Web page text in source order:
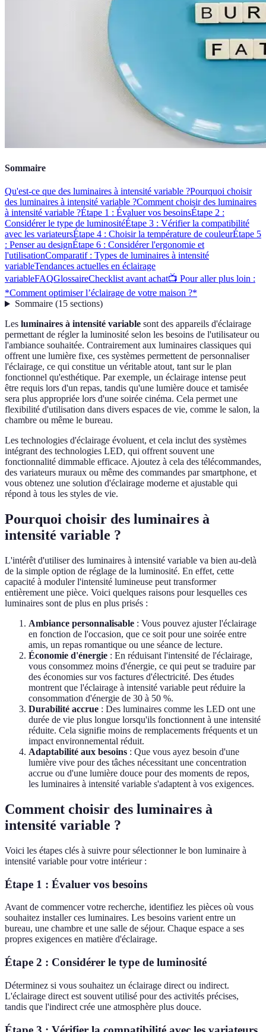
Sommaire
Qu'est-ce que des luminaires à intensité variable ?Pourquoi choisir
des luminaires à intensité variable ?Comment choisir des luminaires
à intensité variable ?Étape 1 : Évaluer vos besoinsÉtape 2 :
Considérer le type de luminositéÉtape 3 : Vérifier la compatibilité
avec les variateursÉtape 4 : Choisir la température de couleurÉtape 5
: Penser au designÉtape 6 : Considérer l'ergonomie et
l'utilisationComparatif : Types de luminaires à intensité
variableTendances actuelles en éclairage
variableFAQGlossaireChecklist avant achat📺 Pour aller plus loin :
*Comment optimiser l’éclairage de votre maison ?*
Sommaire(15 sections)
Les luminaires à intensité variable sont des appareils d'éclairage
permettant de régler la luminosité selon les besoins de l'utilisateur ou
l'ambiance souhaitée. Contrairement aux luminaires classiques qui
offrent une lumière fixe, ces systèmes permettent de personnaliser
l'éclairage, ce qui constitue un véritable atout, tant sur le plan
fonctionnel qu'esthétique. Par exemple, un éclairage intense peut
être requis lors d'un repas, tandis qu'une lumière douce et tamisée
sera plus appropriée lors d'une soirée cinéma. Cela permet une
flexibilité d'utilisation dans divers espaces de vie, comme le salon, la
chambre ou même le bureau.
Les technologies d'éclairage évoluent, et cela inclut des systèmes
intégrant des technologies LED, qui offrent souvent une
fonctionnalité dimmable efficace. Ajoutez à cela des télécommandes,
des variateurs muraux ou même des commandes par smartphone, et
vous obtenez une solution d'éclairage moderne et ajustable qui
répond à tous les styles de vie.
Pourquoi choisir des luminaires à
intensité variable ?
L'intérêt d'utiliser des luminaires à intensité variable va bien au-delà
de la simple option de réglage de la luminosité. En effet, cette
capacité à moduler l'intensité lumineuse peut transformer
entièrement une pièce. Voici quelques raisons pour lesquelles ces
luminaires sont de plus en plus prisés :
Ambiance personnalisable : Vous pouvez ajuster l'éclairage
en fonction de l'occasion, que ce soit pour une soirée entre
amis, un repas romantique ou une séance de lecture.
Économie d'énergie : En réduisant l'intensité de l'éclairage,
vous consommez moins d'énergie, ce qui peut se traduire par
des économies sur vos factures d'électricité. Des études
montrent que l'éclairage à intensité variable peut réduire la
consommation d'énergie de 30 à 50 %.
Durabilité accrue : Des luminaires comme les LED ont une
durée de vie plus longue lorsqu'ils fonctionnent à une intensité
réduite. Cela signifie moins de remplacements fréquents et un
impact environnemental réduit.
Adaptabilité aux besoins : Que vous ayez besoin d'une
lumière vive pour des tâches nécessitant une concentration
accrue ou d'une lumière douce pour des moments de repos,
les luminaires à intensité variable s'adaptent à vos exigences.
Comment choisir des luminaires à
intensité variable ?
Voici les étapes clés à suivre pour sélectionner le bon luminaire à
intensité variable pour votre intérieur :
Étape 1 : Évaluer vos besoins
Avant de commencer votre recherche, identifiez les pièces où vous
souhaitez installer ces luminaires. Les besoins varient entre un
bureau, une chambre et une salle de séjour. Chaque espace a ses
propres exigences en matière d'éclairage.
Étape 2 : Considérer le type de luminosité
Déterminez si vous souhaitez un éclairage direct ou indirect.
L'éclairage direct est souvent utilisé pour des activités précises,
tandis que l'indirect crée une atmosphère plus douce.